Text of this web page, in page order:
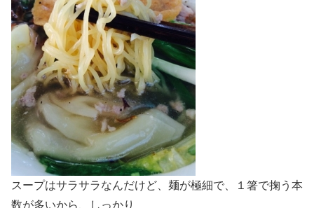
スープはサラサラなんだけど、麺が極細で、１箸で掬う本
数が多いから、しっかり